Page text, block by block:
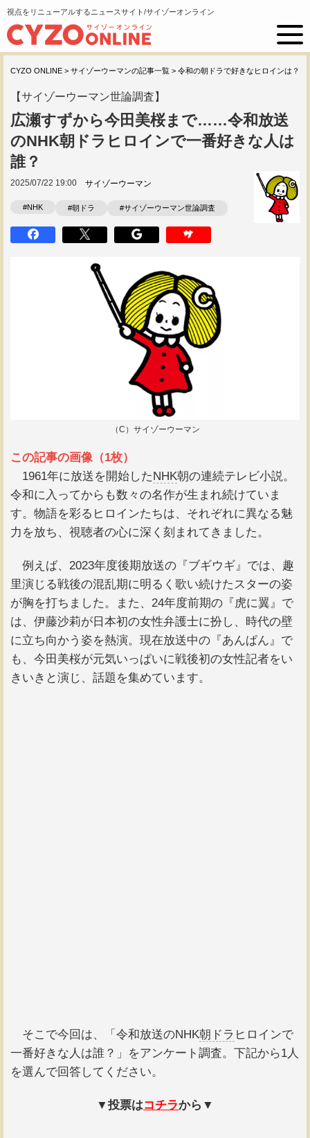
視点をリニューアルするニュースサイト/サイゾーオンライン
CYZO ONLINE > サイゾーウーマンの記事一覧 > 令和の朝ドラで好きなヒロインは？
【サイゾーウーマン世論調査】
広瀬すずから今田美桜まで……令和放送
のNHK朝ドラヒロインで一番好きな人は
誰？
2025/07/22 19:00 サイゾーウーマン
#NHK #朝ドラ #サイゾーウーマン世論調査
（C）サイゾーウーマン
この記事の画像（1枚）
1961年に放送を開始したNHK朝の連続テレビ小説。
令和に入ってからも数々の名作が生まれ続けていま
す。物語を彩るヒロインたちは、それぞれに異なる魅
力を放ち、視聴者の心に深く刻まれてきました。
例えば、2023年度後期放送の『ブギウギ』では、趣
里演じる戦後の混乱期に明るく歌い続けたスターの姿
が胸を打ちました。また、24年度前期の『虎に翼』で
は、伊藤沙莉が日本初の女性弁護士に扮し、時代の壁
に立ち向かう姿を熱演。現在放送中の『あんぱん』で
も、今田美桜が元気いっぱいに戦後初の女性記者をい
きいきと演じ、話題を集めています。
そこで今回は、「令和放送のNHK朝ドラ ヒロインで
一番好きな人は誰？」をアンケート調査。下記から1人
を選んで回答してください。
▼投票はコチラから▼